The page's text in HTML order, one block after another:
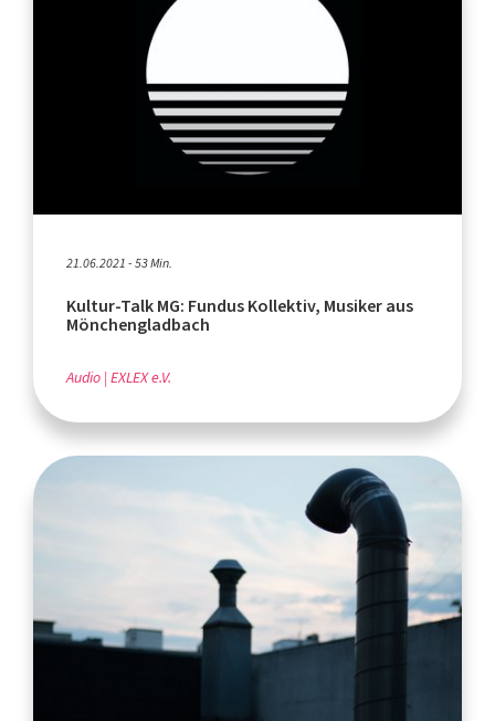
21.06.2021 - 53 Min.
Kultur-Talk MG: Fundus Kollektiv, Musiker aus
Mönchengladbach
Audio EXLEX e.V.